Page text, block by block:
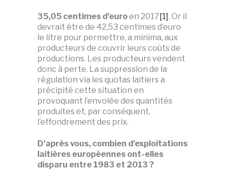
35,05 centimes d’euroen 2017[1]. Or il
devrait être de 42,53 centimes d’euro
le litre pour permettre, a minima, aux
producteurs de couvrir leurs coûts de
productions. Les producteurs vendent
donc à perte. La suppression de la
régulation via les quotas laitiers a
précipité cette situation en
provoquant l’envolée des quantités
produites et, par conséquent,
l’effondrement des prix.
D’après vous, combien d’exploitations
laitières européennes ont-elles
disparu entre 1983 et 2013 ?